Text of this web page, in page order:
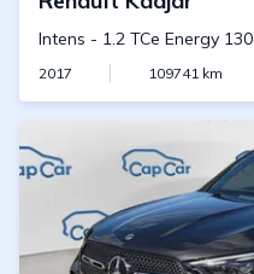
Intens - 1.2 TCe Energy 130
2017 109741 km